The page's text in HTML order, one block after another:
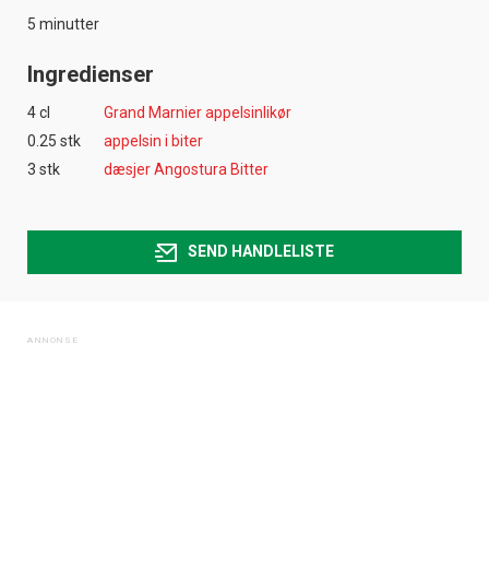
5 minutter
Ingredienser
4 cl
Grand Marnier appelsinlikør
0.25 stk
appelsin i biter
3 stk
dæsjer Angostura Bitter
SEND HANDLELISTE